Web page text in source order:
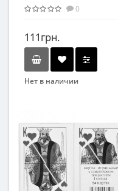
01-01
0
111грн.
Нет в наличии
Вид
Развивающая игрушка
Возраст
От 5-ти лет
Материал